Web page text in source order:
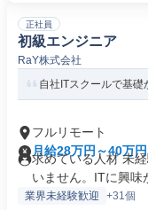
正社員
初級エンジニア
RaY株式会社
自社ITスクールで基
フルリモート
月給28万円～40万円
求めている人材 未
いません。ITに興味
業界未経験歓迎 +31個